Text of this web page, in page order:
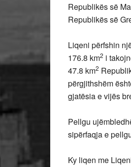
Republikës së
Republikës së
Liqeni përfshin
176.8 km2 i
47.8 km2
përgjithshëm
gjatësia e vijës
Pellgu
sipërfaqja e
Ky liqen me